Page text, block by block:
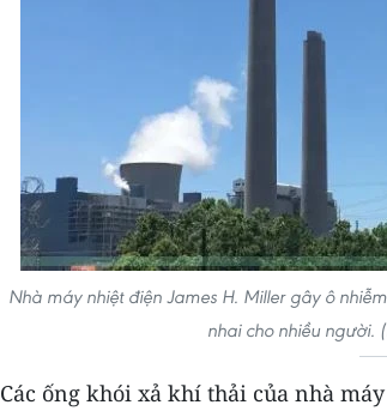
Nhà máy nhiệt điện James H. Miller gây ô
nhai cho nhiều người.
Các ống khói xả khí thải của nhà